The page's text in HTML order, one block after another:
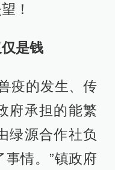
！
是钱
疫的发生、传
府承担的能繁
绿源合作社负
情。”镇政府